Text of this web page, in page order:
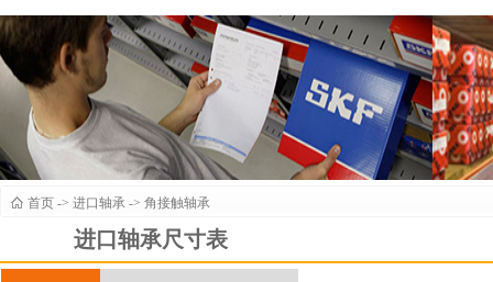
首页 -> 进口轴承 -> 角接触轴承
进口轴承尺寸表